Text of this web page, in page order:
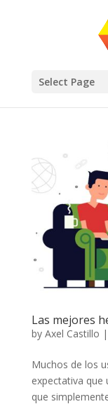
Select Page
Las mejores
by Axel Castillo |
Muchos de los
expectativa que
que